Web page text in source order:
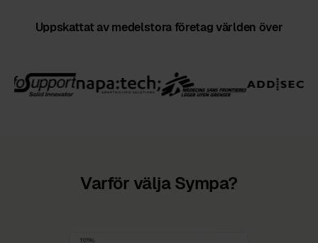
Uppskattat av medelstora företag världen över
Varför välja Sympa?